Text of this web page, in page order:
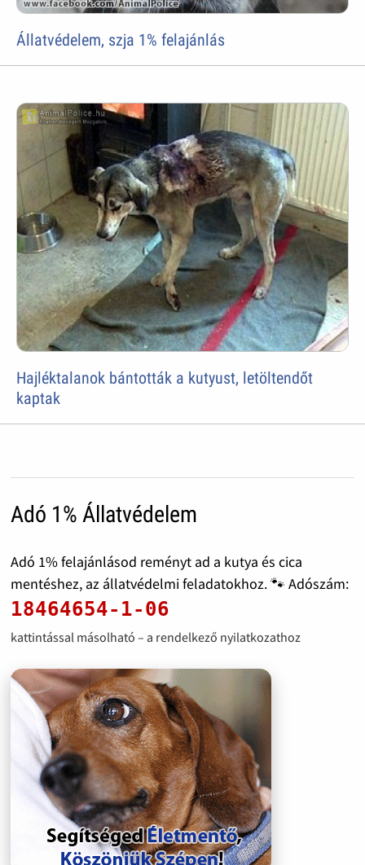
Állatvédelem, szja 1% felajánlás
Hajléktalanok bántották a kutyust, letöltendőt
kaptak
Adó 1% Állatvédelem
Adó 1% felajánlásod reményt ad a kutya és cica
mentéshez, az állatvédelmi feladatokhoz. 🐾 Adószám:
18464654-1-06
kattintással másolható – a rendelkező nyilatkozathoz